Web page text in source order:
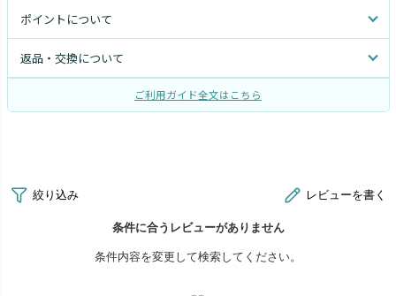
ポイントについて
返品・交換について
ご利用ガイド全文はこちら